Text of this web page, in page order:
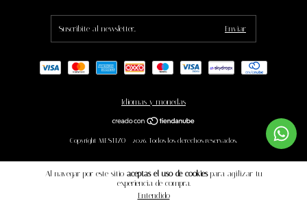
Al navegar por este sitio aceptas el uso de cookiespara agilizar tu
experiencia de compra.
Entendido
Idiomas y monedas
Copyright MESTIZO - 2026. Todos los derechos reservados.